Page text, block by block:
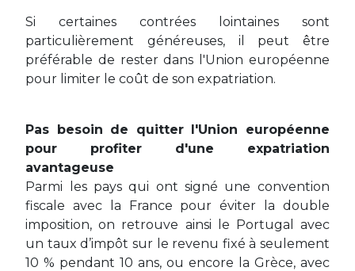
Si certaines contrées lointaines sont
particulièrement généreuses, il peut être
préférable de rester dans l'Union européenne
pour limiter le coût de son expatriation.
Pas besoin de quitter l'Union européenne
pour profiter d'une expatriation
avantageuse
Parmi les pays qui ont signé une convention
fiscale avec la France pour éviter la double
imposition, on retrouve ainsi le Portugal avec
un taux d’impôt sur le revenu fixé à seulement
10 % pendant 10 ans, ou encore la Grèce, avec